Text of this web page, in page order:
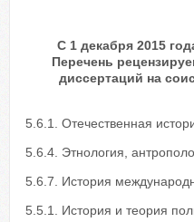
С 1 декабря 2015
Перечень
диссертаций на
5.6.1. Отечественная
5.6.4. Этнология,
5.6.7. История
5.5.1. История и теория